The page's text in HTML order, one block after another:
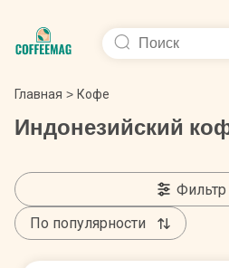
Главная > Кофе
Индонезийский
Фильтр
По популярности